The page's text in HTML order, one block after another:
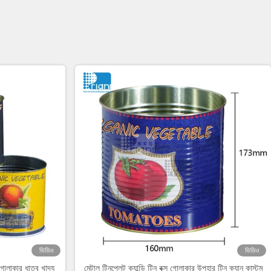
ভিডিও
ধাতব খাদ্য
ভিডিও
মেটাল টিনপ্লেট ক্যান্ডি টিন বক্স গোলাকার উপহার টিন ক্যান কাস্টম